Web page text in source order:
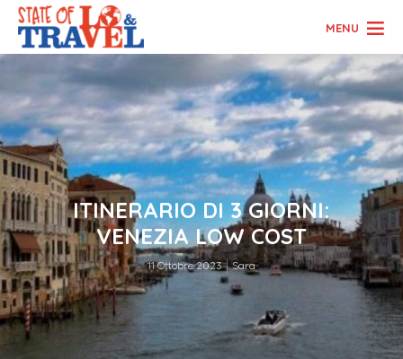
MENU
ITINERARIO DI 3 GIORNI:
VENEZIA LOW COST
11 Ottobre 2023 Sara